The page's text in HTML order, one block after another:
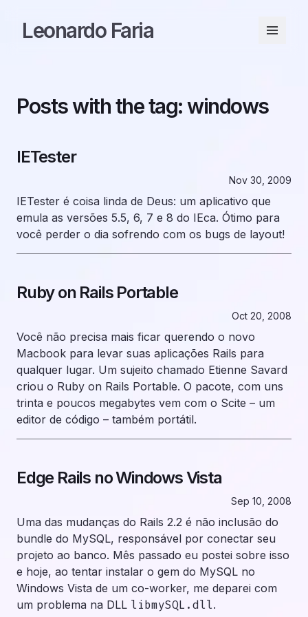
Leonardo Faria
Posts with the tag: windows
IETester
Nov 30, 2009
IETester é coisa linda de Deus: um aplicativo que
emula as versões 5.5, 6, 7 e 8 do IEca. Ótimo para
você perder o dia sofrendo com os bugs de layout!
Ruby on Rails Portable
Oct 20, 2008
Você não precisa mais ficar querendo o novo
Macbook para levar suas aplicações Rails para
qualquer lugar. Um sujeito chamado Etienne Savard
criou o Ruby on Rails Portable. O pacote, com uns
trinta e poucos megabytes vem com o Scite – um
editor de código – também portátil.
Edge Rails no Windows Vista
Sep 10, 2008
Uma das mudanças do Rails 2.2 é não inclusão do
bundle do MySQL, responsável por conectar seu
projeto ao banco. Mês passado eu postei sobre isso
e hoje, ao tentar instalar o gem do MySQL no
Windows Vista de um co-worker, me deparei com
um problema na DLL libmySQL.dll.